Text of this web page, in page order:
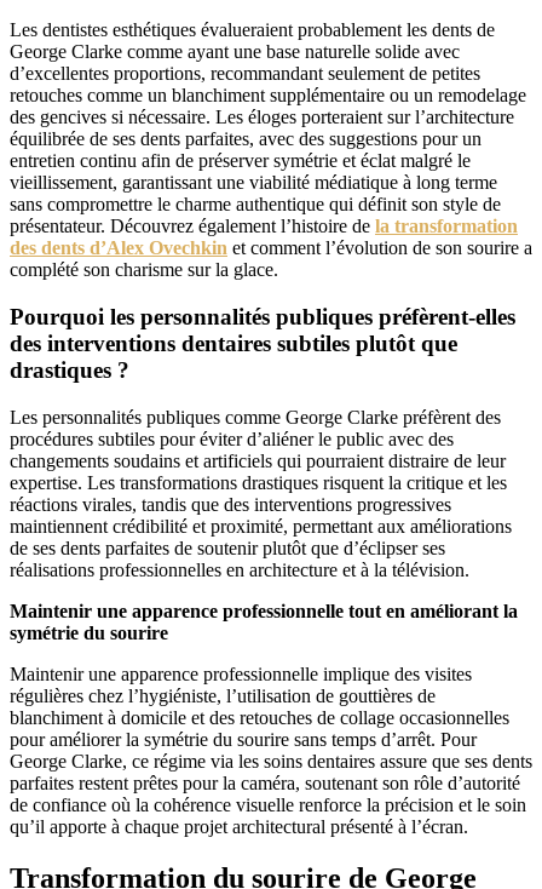
Les dentistes esthétiques évalueraient probablement les dents de
George Clarke comme ayant une base naturelle solide avec
d’excellentes proportions, recommandant seulement de petites
retouches comme un blanchiment supplémentaire ou un remodelage
des gencives si nécessaire. Les éloges porteraient sur l’architecture
équilibrée de ses dents parfaites, avec des suggestions pour un
entretien continu afin de préserver symétrie et éclat malgré le
vieillissement, garantissant une viabilité médiatique à long terme
sans compromettre le charme authentique qui définit son style de
présentateur. Découvrez également l’histoire de la transformation
des dents d’Alex Ovechkin et comment l’évolution de son sourire a
complété son charisme sur la glace.
Pourquoi les personnalités publiques préfèrent-elles
des interventions dentaires subtiles plutôt que
drastiques ?
Les personnalités publiques comme George Clarke préfèrent des
procédures subtiles pour éviter d’aliéner le public avec des
changements soudains et artificiels qui pourraient distraire de leur
expertise. Les transformations drastiques risquent la critique et les
réactions virales, tandis que des interventions progressives
maintiennent crédibilité et proximité, permettant aux améliorations
de ses dents parfaites de soutenir plutôt que d’éclipser ses
réalisations professionnelles en architecture et à la télévision.
Maintenir une apparence professionnelle tout en améliorant la
symétrie du sourire
Maintenir une apparence professionnelle implique des visites
régulières chez l’hygiéniste, l’utilisation de gouttières de
blanchiment à domicile et des retouches de collage occasionnelles
pour améliorer la symétrie du sourire sans temps d’arrêt. Pour
George Clarke, ce régime via les soins dentaires assure que ses dents
parfaites restent prêtes pour la caméra, soutenant son rôle d’autorité
de confiance où la cohérence visuelle renforce la précision et le soin
qu’il apporte à chaque projet architectural présenté à l’écran.
Transformation du sourire de George